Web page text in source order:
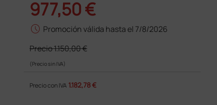
977,50 €
schedule Promoción válida hasta el 7/8/2026
Precio1.150,00 €
(Precio sin IVA)
Precio con IVA 1.182,78 €